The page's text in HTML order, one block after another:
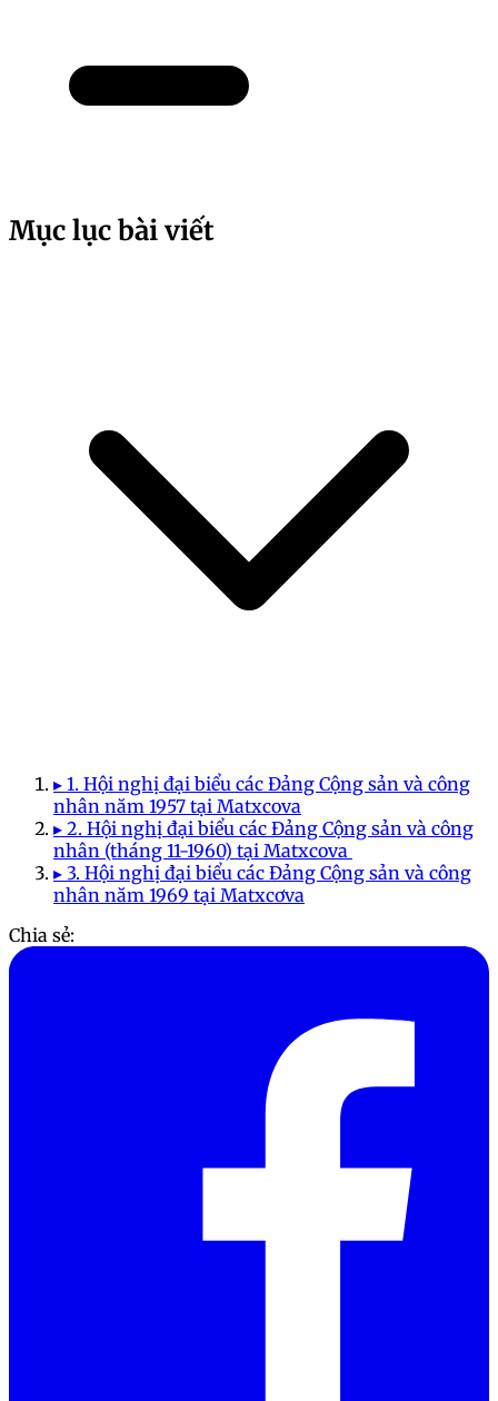
Mục lục bài viết
▸ 1. Hội nghị đại biểu các Đảng Cộng sản và công
nhân năm 1957 tại Matxcova
▸ 2. Hội nghị đại biểu các Đảng Cộng sản và công
nhân (tháng 11-1960) tại Matxcova
▸ 3. Hội nghị đại biểu các Đảng Cộng sản và công
nhân năm 1969 tại Matxcơva
Chia sẻ: